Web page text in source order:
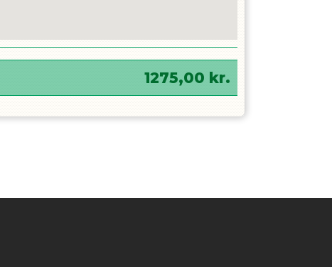
1275,00 kr.